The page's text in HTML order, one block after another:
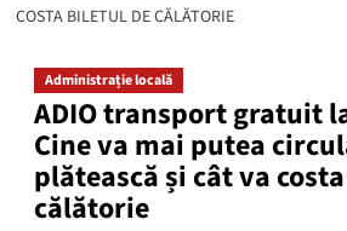
COSTA BILETUL DE CĂLĂTORIE
Administrație locală
ADIO transport gratuit
Cine va mai putea
plătească și cât va
călătorie